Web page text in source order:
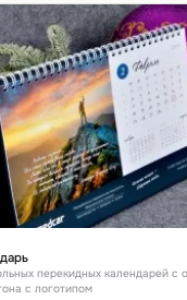
перекидных календарей с
с логотипом